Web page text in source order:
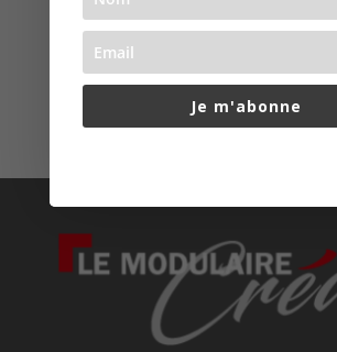
Logistic’Tour
Nouveau catalogue OCTAliving Interior
Commentaires récents
Je m'abonne